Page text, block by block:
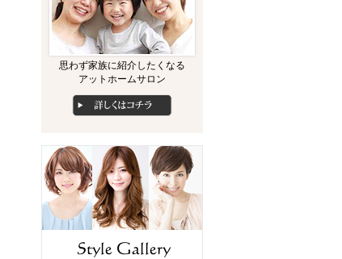
思わず家族に紹介したくなる
アットホームサロン